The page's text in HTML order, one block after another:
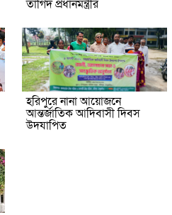
তাগিদ প্রধানমন্ত্রীর
হরিপুরে নানা আয়োজনে
আন্তর্জাতিক আদিবাসী দিবস
উদযাপিত